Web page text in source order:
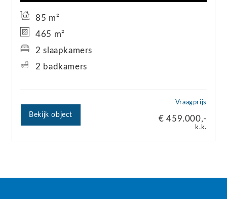
Vraagprijs
€ 459.000,-
k.k.
85 m²
465 m²
2 slaapkamers
2 badkamers
Bekijk object